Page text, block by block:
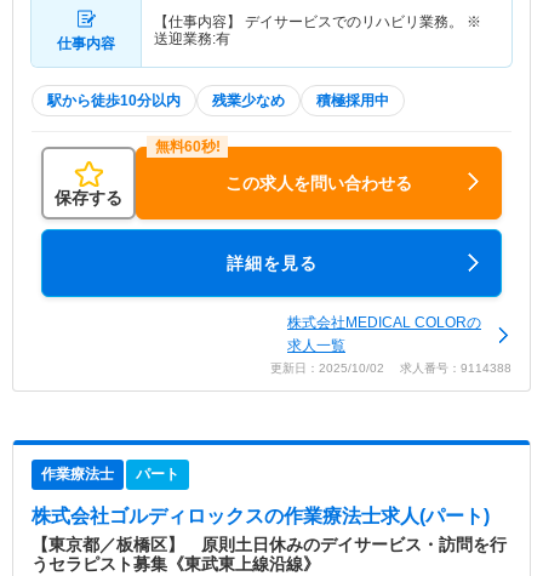
仕事内容
【仕事内容】 デイサービスでのリハビリ業務。 ※
送迎業務:有
駅から徒歩10分以内 残業少なめ 積極採用中
保存する
この求人を問い合わせる
詳細を見る
株式会社MEDICAL COLORの
求人一覧
更新日：2025/10/02 求人番号：9114388
作業療法士 パート
株式会社ゴルディロックスの作業療法士求人(パート)
【東京都／板橋区】 原則土日休みのデイサービス・訪問を行
うセラピスト募集《東武東上線沿線》